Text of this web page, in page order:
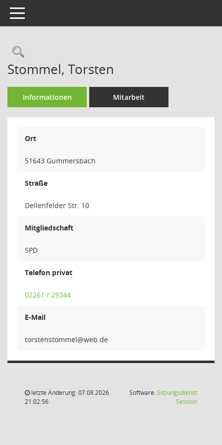
Toggle navigation
Rechercheauswahl
Stommel, Torsten
Informationen Mitarbeit
Ort
51643 Gummersbach
Straße
Dellenfelder Str. 10
Mitgliedschaft
SPD
Telefon privat
02261 / 29344
E-Mail
lemmots
letzte Änderung: 07.08.2026
21:02:56
Software:Sitzungsdienst
Session(Wird in